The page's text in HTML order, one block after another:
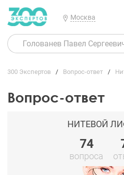
Москва
300 Экспертов Вопрос-ответ
Вопрос-ответ
НИТЕВОЙ
74
вопроса